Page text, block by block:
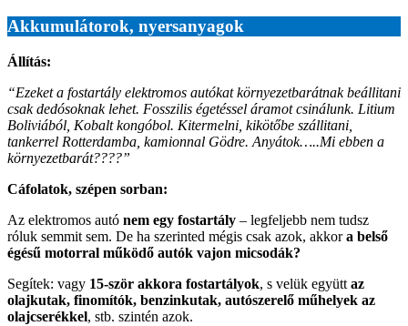
Akkumulátorok, nyersanyagok
Állítás:
“Ezeket a fostartály elektromos autókat környezetbarátnak beállitani
csak dedósoknak lehet. Fosszilis égetéssel áramot csinálunk. Litium
Boliviából, Kobalt kongóbol. Kitermelni, kikötőbe szállitani,
tankerrel Rotterdamba, kamionnal Gödre. Anyátok…..Mi ebben a
környezetbarát????”
Cáfolatok, szépen sorban:
Az elektromos autó nem egy fostartály – legfeljebb nem tudsz
róluk semmit sem. De ha szerinted mégis csak azok, akkora belső
égésű motorral működő autók vajon micsodák?
Segítek: vagy 15-ször akkora fostartályok, s velük együtt az
olajkutak, finomítók, benzinkutak, autószerelő műhelyek az
olajcserékkel, stb. szintén azok.